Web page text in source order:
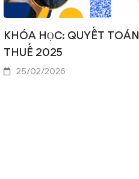
KHÓA HỌC: QUYẾT TOÁN
THUẾ 2025
25/02/2026